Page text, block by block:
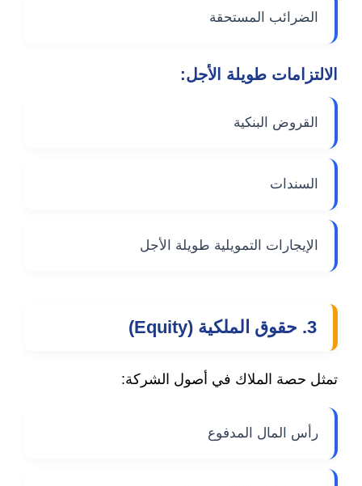
الضرائب المستحقة
الالتزامات طويلة الأجل:
القروض البنكية
السندات
الإيجارات التمويلية طويلة الأجل
3. حقوق الملكية (Equity)
تمثل حصة الملاك في أصول الشركة:
رأس المال المدفوع